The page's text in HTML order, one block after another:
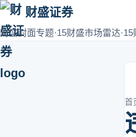
财盛证券
财盛封面专题·15财盛市场雷达·15
首